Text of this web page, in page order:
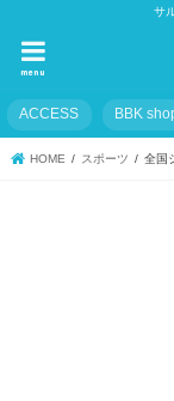
サ
menu
ACCESS BBK
HOME スポーツ 全国